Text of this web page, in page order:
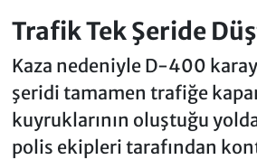
Trafik Tek Şeride
Kaza nedeniyle D-400
şeridi tamamen trafiğe
kuyruklarının oluştuğu
polis ekipleri tarafından